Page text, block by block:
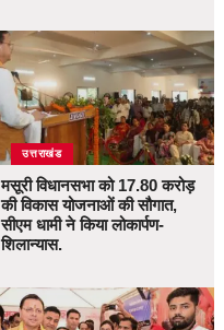
उत्तराखंड
मसूरी विधानसभा को 17.80 करोड़
की विकास योजनाओं की सौगात,
सीएम धामी ने किया लोकार्पण-
शिलान्यास.